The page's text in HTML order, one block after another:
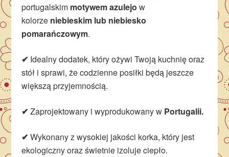
portugalskim motywem azulejow
kolorze niebieskim lub niebiesko
pomarańczowym.
✔ Idealny dodatek, który ożywi Twoją kuchnię oraz
stół i sprawi, że codzienne posiłki będą jeszcze
większą przyjemnością.
✔Zaprojektowany i wyprodukowany w Portugalii.
✔Wykonany z wysokiej jakości korka, który jest
ekologiczny oraz świetnie izoluje ciepło.